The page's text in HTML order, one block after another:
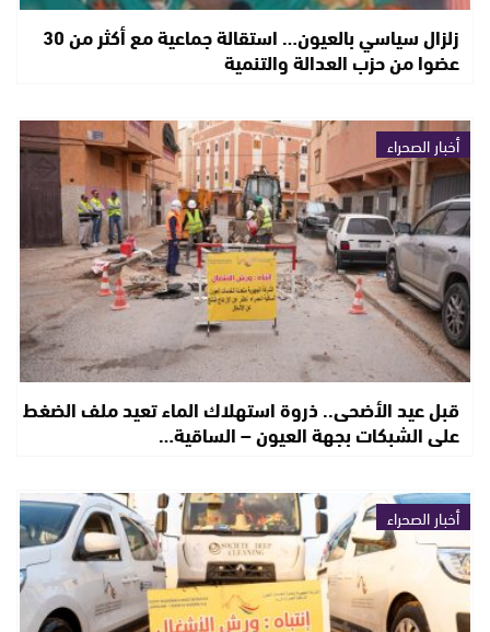
زلزال سياسي بالعيون… استقالة جماعية مع أكثر من 30
عضوا من حزب العدالة والتنمية
أخبار الصحراء
قبل عيد الأضحى.. ذروة استهلاك الماء تعيد ملف الضغط
على الشبكات بجهة العيون – الساقية…
أخبار الصحراء